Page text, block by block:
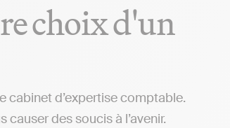
choix d'un
cabinet d’expertise comptable.
des soucis à l’avenir.